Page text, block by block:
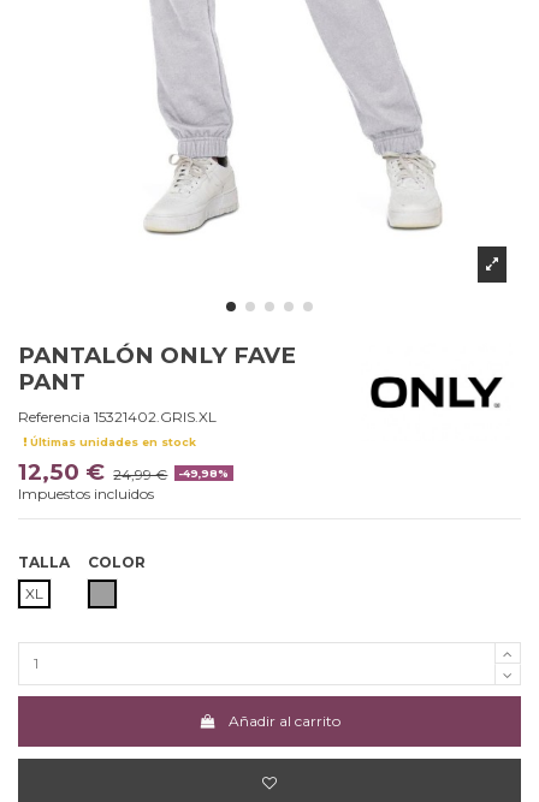
PANTALÓN ONLY FAVE
PANT
Referencia 15321402.GRIS.XL
Últimas unidades en stock
12,50 € 24,99 € -49,98%
Impuestos incluidos
TALLA
XL
COLOR
Añadir al carrito